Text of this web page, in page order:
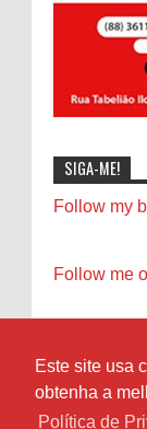
Este site usa
obtenha a
Política de
SIGA-ME!
Follow my
Follow me